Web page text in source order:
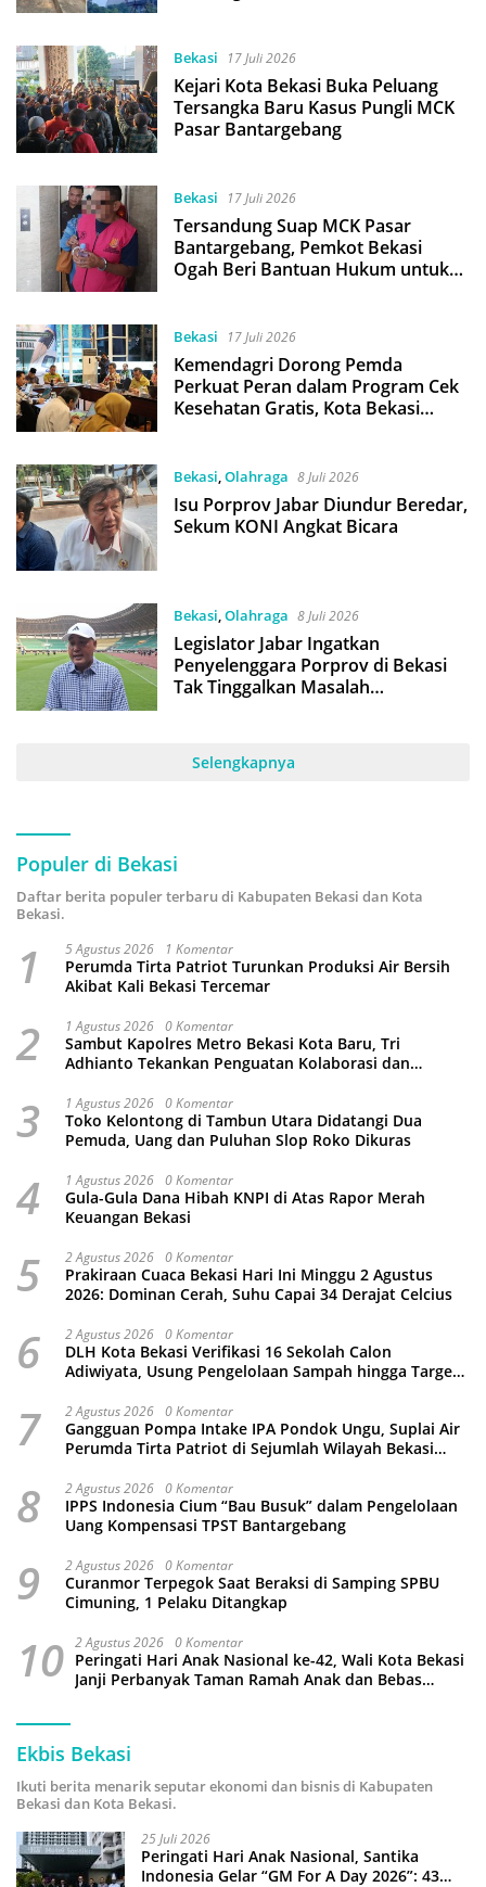
Bekasi 17 Juli 2026
Kejari Kota Bekasi Buka Peluang
Tersangka Baru Kasus Pungli MCK
Pasar Bantargebang
Bekasi 17 Juli 2026
Tersandung Suap MCK Pasar
Bantargebang, Pemkot Bekasi
Ogah Beri Bantuan Hukum untuk
Bekasi 17 Juli 2026
Kemendagri Dorong Pemda
Perkuat Peran dalam Program Cek
Kesehatan Gratis, Kota Bekasi
Bekasi,Olahraga 8 Juli 2026
Isu Porprov Jabar Diundur Beredar,
Sekum KONI Angkat Bicara
Bekasi,Olahraga 8 Juli 2026
Legislator Jabar Ingatkan
Penyelenggara Porprov di Bekasi
Tak Tinggalkan Masalah
Selengkapnya
Populer di Bekasi
Daftar berita populer terbaru di Kabupaten Bekasi dan Kota
Bekasi.
1 5 Agustus 2026 1 Komentar
Perumda Tirta Patriot Turunkan Produksi Air Bersih
Akibat Kali Bekasi Tercemar
2 1 Agustus 2026 0 Komentar
Sambut Kapolres Metro Bekasi Kota Baru, Tri
Adhianto Tekankan Penguatan Kolaborasi dan
3 1 Agustus 2026 0 Komentar
Toko Kelontong di Tambun Utara Didatangi Dua
Pemuda, Uang dan Puluhan Slop Roko Dikuras
4 1 Agustus 2026 0 Komentar
Gula-Gula Dana Hibah KNPI di Atas Rapor Merah
Keuangan Bekasi
5 2 Agustus 2026 0 Komentar
Prakiraan Cuaca Bekasi Hari Ini Minggu 2 Agustus
2026: Dominan Cerah, Suhu Capai 34 Derajat Celcius
6 2 Agustus 2026 0 Komentar
DLH Kota Bekasi Verifikasi 16 Sekolah Calon
Adiwiyata, Usung Pengelolaan Sampah hingga Target
7 2 Agustus 2026 0 Komentar
Gangguan Pompa Intake IPA Pondok Ungu, Suplai Air
Perumda Tirta Patriot di Sejumlah Wilayah Bekasi
8 2 Agustus 2026 0 Komentar
IPPS Indonesia Cium “Bau Busuk” dalam Pengelolaan
Uang Kompensasi TPST Bantargebang
9 2 Agustus 2026 0 Komentar
Curanmor Terpegok Saat Beraksi di Samping SPBU
Cimuning, 1 Pelaku Ditangkap
10 2 Agustus 2026 0 Komentar
Peringati Hari Anak Nasional ke-42, Wali Kota Bekasi
Janji Perbanyak Taman Ramah Anak dan Bebas
Ekbis Bekasi
Ikuti berita menarik seputar ekonomi dan bisnis di Kabupaten
Bekasi dan Kota Bekasi.
25 Juli 2026
Peringati Hari Anak Nasional, Santika
Indonesia Gelar “GM For A Day 2026”: 43